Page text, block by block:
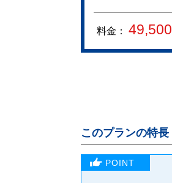
料金： 49,500
このプランの特長